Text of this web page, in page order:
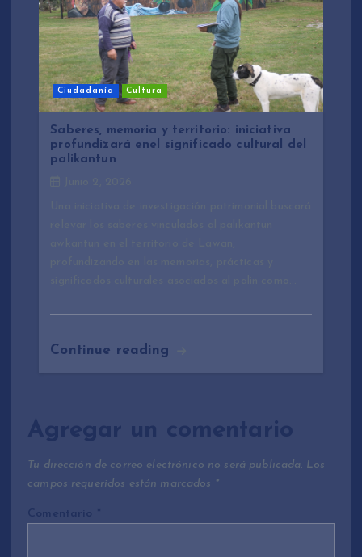
Ciudadanía Cultura
Saberes, memoria y territorio: iniciativa
profundizará enel significado cultural del
palikantun
Continue reading
Agregar un comentario
Tu dirección de correo electrónico no será publicada. Los
campos requeridos están marcados *
Comentario *